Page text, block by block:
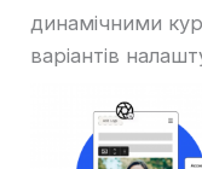
динамічними
варіантів